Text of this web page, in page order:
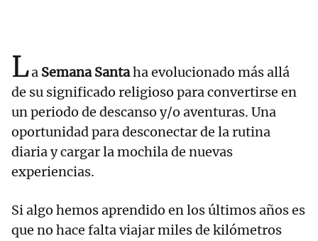
La Semana Santaha evolucionado más allá
de su significado religioso para convertirse en
un periodo de descanso y/o aventuras. Una
oportunidad para desconectar de la rutina
diaria y cargar la mochila de nuevas
experiencias.
Si algo hemos aprendido en los últimos años es
que no hace falta viajar miles de kilómetros